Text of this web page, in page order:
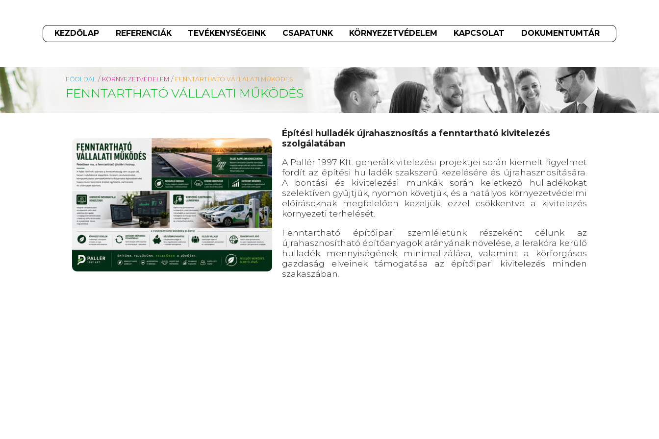
KEZDŐLAP REFERENCIÁK TEVÉKENYSÉGEINK CSAPATUNK KÖRNYEZETVÉDELEM KAPCSOLAT DOKUMENTUMTÁR
FŐOLDAL / KÖRNYEZETVÉDELEM / FENNTARTHATÓ VÁLLALATI MŰKÖDÉS
FENNTARTHATÓ VÁLLALATI MŰKÖDÉS
Építési hulladék újrahasznosítás a fenntartható kivitelezés
szolgálatában
A Pallér 1997 Kft. generálkivitelezési projektjei során kiemelt figyelmet
fordít az építési hulladék szakszerű kezelésére és újrahasznosítására.
A bontási és kivitelezési munkák során keletkező hulladékokat
szelektíven gyűjtjük, nyomon követjük, és a hatályos környezetvédelmi
előírásoknak megfelelően kezeljük, ezzel csökkentve a kivitelezés
környezeti terhelését.
Fenntartható építőipari szemléletünk részeként célunk az
újrahasznosítható építőanyagok arányának növelése, a lerakóra kerülő
hulladék mennyiségének minimalizálása, valamint a körforgásos
gazdaság elveinek támogatása az építőipari kivitelezés minden
szakaszában.